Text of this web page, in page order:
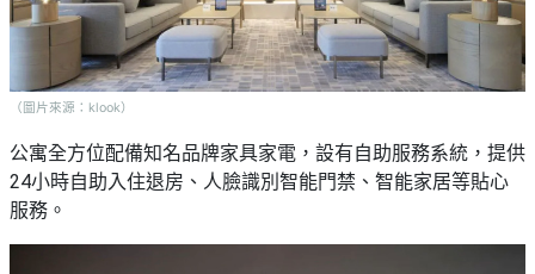
（圖片來源：klook）
公寓全方位配備知名品牌家具家電，設有自助服務系統，提供
24小時自助入住退房、人臉識別智能門禁、智能家居等貼心
服務。